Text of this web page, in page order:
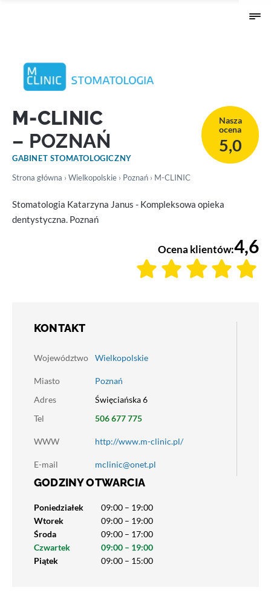
M-CLINIC
– POZNAŃ
GABINET STOMATOLOGICZNY
Nasza
ocena
5,0
Strona główna › Wielkopolskie › Poznań › M-CLINIC
Stomatologia Katarzyna Janus - Kompleksowa opieka
dentystyczna. Poznań
Ocena klientów:4,6
KONTAKT
Województwo Wielkopolskie
Miasto
Poznań
Adres
Święciańska 6
Tel
506 677 775
WWW http://www.m-clinic.pl/
E-mail mclinic@onet.pl
GODZINY OTWARCIA
Poniedziałek
09:00 – 19:00
Wtorek
09:00 – 19:00
Środa
09:00 – 17:00
Czwartek
09:00 – 19:00
Piątek
09:00 – 15:00